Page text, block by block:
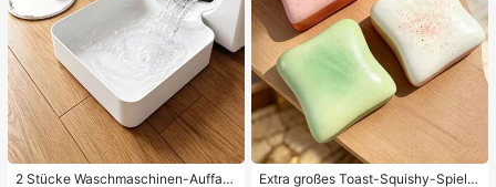
2 Stücke Waschmaschinen-Auffan
Extra großes Toast-Squishy-Spielz